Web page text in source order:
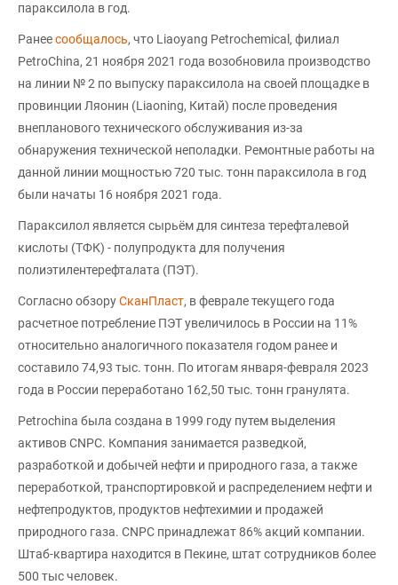
параксилола в год.
Ранеесообщалось, что Liaoyang Petrochemical, филиал
PetroChina, 21 ноября 2021 года возобновила производство
на линии № 2 по выпуску параксилола на своей площадке в
провинции Ляонин (Liaoning, Китай) после проведения
внепланового технического обслуживания из-за
обнаружения технической неполадки. Ремонтные работы на
данной линии мощностью 720 тыс. тонн параксилола в год
были начаты 16 ноября 2021 года.
Параксилол является сырьём для синтеза терефталевой
кислоты (ТФК) - полупродукта для получения
полиэтилентерефталата (ПЭТ).
Согласно обзоруСканПласт, в феврале текущего года
расчетное потребление ПЭТ увеличилось в России на 11%
относительно аналогичного показателя годом ранее и
составило 74,93 тыс. тонн. По итогам января-февраля 2023
года в России переработано 162,50 тыс. тонн гранулята.
Petrochina была создана в 1999 году путем выделения
активов CNPC. Компания занимается разведкой,
разработкой и добычей нефти и природного газа, а также
переработкой, транспортировкой и распределением нефти и
нефтепродуктов, продуктов нефтехимии и продажей
природного газа. CNPC принадлежат 86% акций компании.
Штаб-квартира находится в Пекине, штат сотрудников более
500 тыс человек.